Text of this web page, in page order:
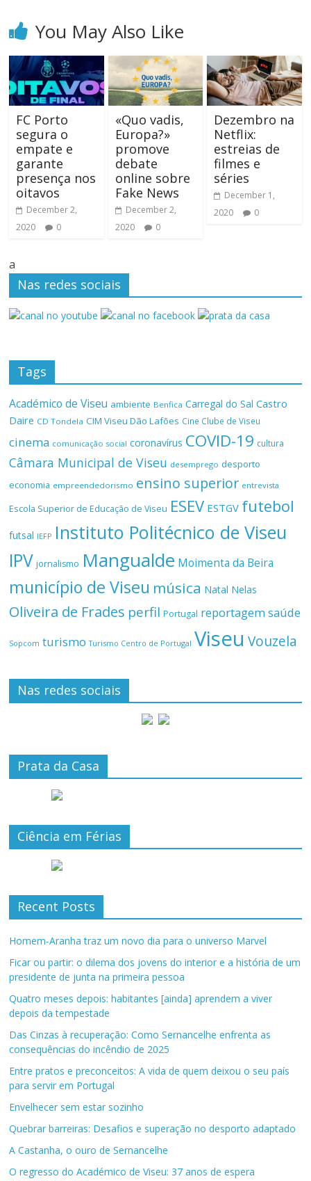
You May Also Like
FC Porto
segura o
empate e
garante
presença nos
oitavos
December 2,
2020
0
«Quo vadis,
Europa?»
promove
debate
online sobre
Fake News
December 2,
2020
0
Dezembro na
Netflix:
estreias de
filmes e
séries
December 1,
2020
0
a
Nas redes sociais
Tags
Académico de Viseu ambiente Benfica Carregal do Sal Castro
Daire CD Tondela CIM Viseu Dão Lafões Cine Clube de Viseu
cinema comunicação social coronavírus COVID-19 cultura
Câmara Municipal de Viseu desemprego desporto
economia empreendedorismo ensino superior entrevista
Escola Superior de Educação de Viseu ESEV ESTGV futebol
futsal IEFP Instituto Politécnico de Viseu
IPV jornalismo Mangualde Moimenta da Beira
município de Viseu música Natal Nelas
Oliveira de Frades perfil Portugal reportagemsaúde
Sopcom turismo Turismo Centro de Portugal Viseu Vouzela
Nas redes sociais
Prata da Casa
Ciência em Férias
Recent Posts
Homem-Aranha traz um novo dia para o universo Marvel
Ficar ou partir: o dilema dos jovens do interior e a história de um
presidente de junta na primeira pessoa
Quatro meses depois: habitantes [ainda] aprendem a viver
depois da tempestade
Das Cinzas à recuperação: Como Sernancelhe enfrenta as
consequências do incêndio de 2025
Entre pratos e preconceitos: A vida de quem deixou o seu país
para servir em Portugal
Envelhecer sem estar sozinho
Quebrar barreiras: Desafios e superação no desporto adaptado
A Castanha, o ouro de Sernancelhe
O regresso do Académico de Viseu: 37 anos de espera